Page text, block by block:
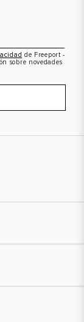
de Freeport -
sobre novedades